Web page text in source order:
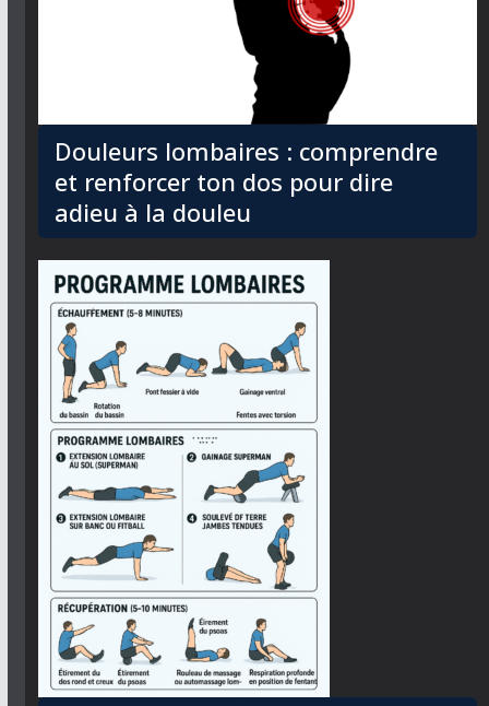
Douleurs lombaires : comprendre
et renforcer ton dos pour dire
adieu à la douleu